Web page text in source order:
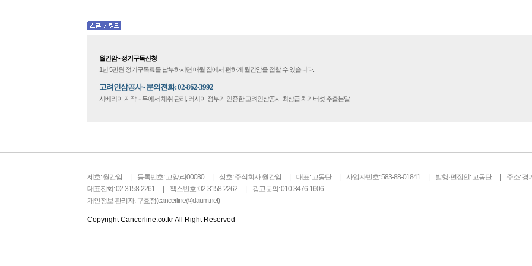
월간암 - 정기구독신청
1년 5만원 정기구독료를 납부하시면 매월 집에서 편하게 월간암을 접할 수 있습니다.
고려인삼공사 - 문의전화: 02-862-3992
시베리아 자작나무에서 채취 관리, 러시아 정부가 인증한 고려인삼공사 최상급 차가버섯 추출분말
제호: 월간암 등록번호: 고양,라00080 상호: 주식회사 월간암 대표: 고동탄 사업자번호: 583-88-01841 발행·편집인: 고동탄
주소: 경
대표전화: 02-3158-2261
팩스번호: 02-3158-2262
광고문의: 010-3476-1606
개인정보 관리자: 구효정(cancerline@daum.net)
Copyright Cancerline.co.kr All Right Reserved